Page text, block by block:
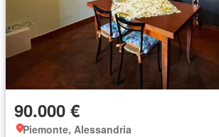
90.000 €
Piemonte, Alessandria